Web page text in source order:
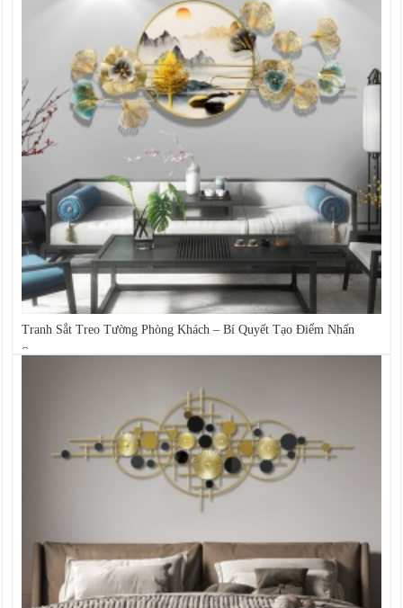
Tranh Sắt Treo Tường Phòng Khách – Bí Quyết Tạo Điểm Nhấn
Sang...